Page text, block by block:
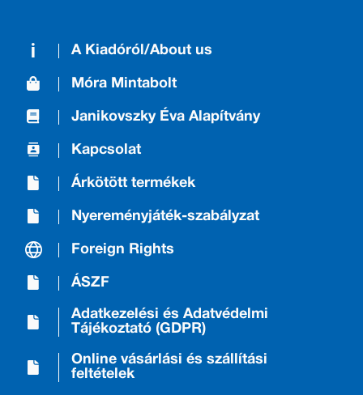
A Kiadóról/About us
Móra Mintabolt
Janikovszky Éva Alapítvány
Kapcsolat
Árkötött termékek
Nyereményjáték-szabályzat
Foreign Rights
ÁSZF
Adatkezelési és Adatvédelmi
Tájékoztató (GDPR)
Online vásárlási és szállítási
feltételek